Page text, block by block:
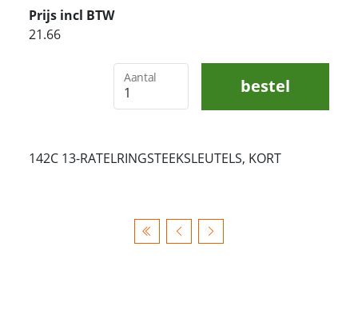
Prijs incl BTW
21.66
Aantal bestel
142C 13-RATELRINGSTEEKSLEUTELS, KORT